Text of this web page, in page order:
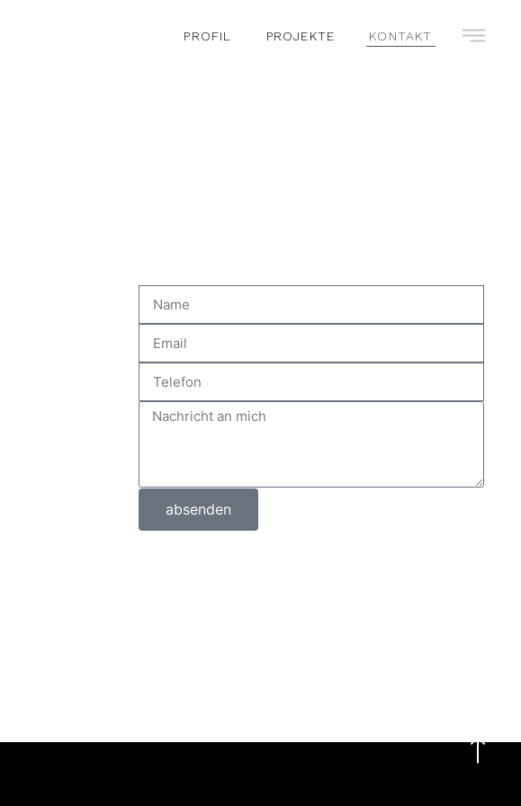
PROFIL PROJEKTE KONTAKT
absenden